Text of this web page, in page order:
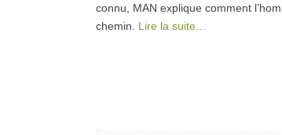
connu, MAN explique comment
chemin. Lire la suite…